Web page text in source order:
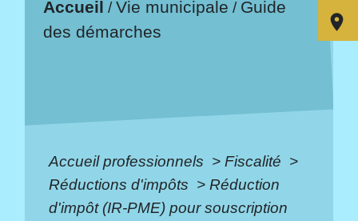
Accueil /Vie municipale / Guide
des démarches
Accueil professionnels > Fiscalité >
Réductions d'impôts > Réduction
d'impôt (IR-PME) pour souscription
room